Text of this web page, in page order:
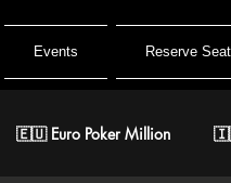
Events Reserve Seat
🇪🇺 Euro Poker Million